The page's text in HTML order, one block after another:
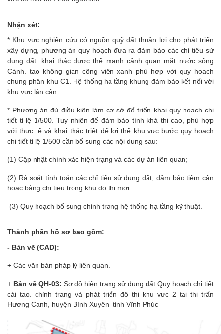
Nhận xét:
* Khu vực nghiên cứu có nguồn quỹ đất thuận lợi cho phát triển
xây dựng, phương án quy hoạch đưa ra đảm bảo các chỉ tiêu sử
dụng đất, khai thác được thế mạnh cảnh quan mặt nước sông
Cánh, tạo không gian công viên xanh phù hợp với quy hoạch
chung phân khu C1. Hệ thống hạ tầng khung đảm bảo kết nối với
khu vực lân cận.
* Phương án đủ điều kiện làm cơ sở để triển khai quy hoạch chi
tiết tỉ lệ 1/500. Tuy nhiên để đảm bảo tính khả thi cao, phù hợp
với thực tế và khai thác triệt để lợi thế khu vực bước quy hoạch
chi tiết tỉ lệ 1/500 cần bổ sung các nội dung sau:
(1) Cập nhật chính xác hiện trạng và các dự án liên quan;
(2) Rà soát tính toán các chỉ tiêu sử dụng đất, đảm bảo tiệm cận
hoặc bằng chỉ tiêu trong khu đô thị mới.
(3) Quy hoạch bổ sung chỉnh trang hệ thống hạ tầng kỹ thuật.
Thành phần hồ sơ bao gồm:
- Bản vẽ (CAD):
+ Các văn bản pháp lý liên quan.
+ Bản vẽ QH-03: Sơ đồ hiện trạng sử dụng đất Quy hoạch chi tiết
cải tạo, chỉnh trang và phát triển đô thị khu vực 2 tại thị trấn
Hương Canh, huyện Bình Xuyên, tỉnh Vĩnh Phúc